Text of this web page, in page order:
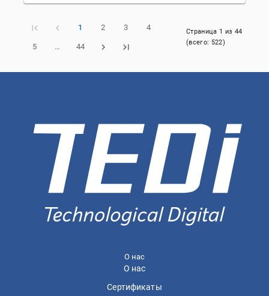
1 2 3 4
5 … 44
Страница 1 из 44
(всего: 522)
О нас
О нас
Сертификаты